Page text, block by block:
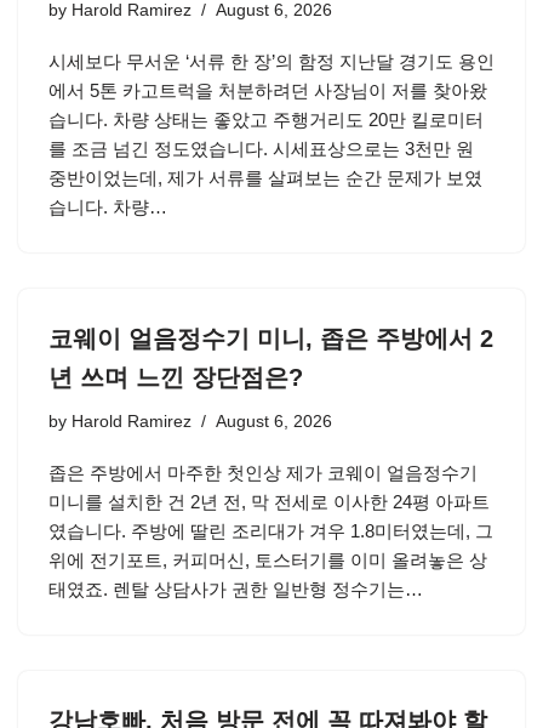
by Harold Ramirez August 6, 2026
시세보다 무서운 ‘서류 한 장’의 함정 지난달 경기도 용인
에서 5톤 카고트럭을 처분하려던 사장님이 저를 찾아왔
습니다. 차량 상태는 좋았고 주행거리도 20만 킬로미터
를 조금 넘긴 정도였습니다. 시세표상으로는 3천만 원
중반이었는데, 제가 서류를 살펴보는 순간 문제가 보였
습니다. 차량…
코웨이 얼음정수기 미니, 좁은 주방에서 2
년 쓰며 느낀 장단점은?
by Harold Ramirez August 6, 2026
좁은 주방에서 마주한 첫인상 제가 코웨이 얼음정수기
미니를 설치한 건 2년 전, 막 전세로 이사한 24평 아파트
였습니다. 주방에 딸린 조리대가 겨우 1.8미터였는데, 그
위에 전기포트, 커피머신, 토스터기를 이미 올려놓은 상
태였죠. 렌탈 상담사가 권한 일반형 정수기는…
강남호빠, 처음 방문 전에 꼭 따져봐야 할